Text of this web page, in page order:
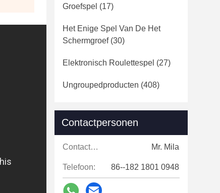
Groefspel (17)
Het Enige Spel Van De Het
Schermgroef(30)
Elektronisch Roulettespel (27)
Ungroupedproducten (408)
Contactpersonen
Contactpersonen: Mr. Mila
Telefoon: 86--182 1801 0948